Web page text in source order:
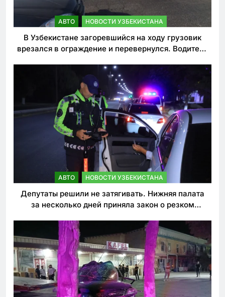
АВТО НОВОСТИ УЗБЕКИСТАНА
В Узбекистане загоревшийся на ходу грузовик
врезался в ограждение и перевернулся. Водитель
АВТО НОВОСТИ УЗБЕКИСТАНА
Депутаты решили не затягивать. Нижняя палата
за несколько дней приняла закон о резком